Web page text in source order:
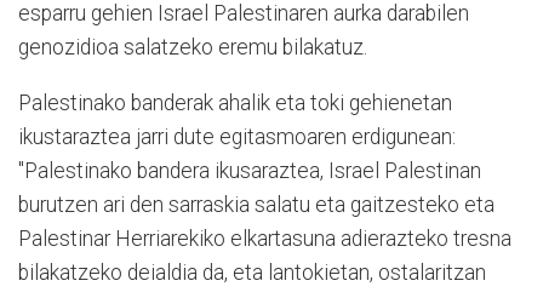
esparru gehien Israel Palestinaren aurka darabilen
genozidioa salatzeko eremu bilakatuz.
Palestinako banderak ahalik eta toki gehienetan
ikustaraztea jarri dute egitasmoaren erdigunean:
"Palestinako bandera ikusaraztea, Israel Palestinan
burutzen ari den sarraskia salatu eta gaitzesteko eta
Palestinar Herriarekiko elkartasuna adierazteko tresna
bilakatzeko deialdia da, eta lantokietan, ostalaritzan